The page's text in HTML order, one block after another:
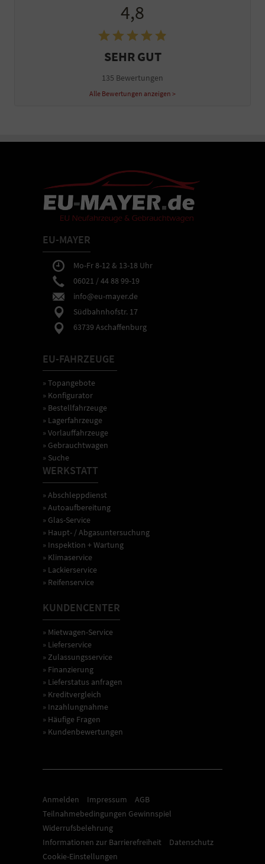
4,8
SEHR GUT
135 Bewertungen
Alle Bewertungen anzeigen >
EU-MAYER
Mo-Fr 8-12 & 13-18 Uhr
06021 / 44 88 99-19
info@eu-mayer.de
Südbahnhofstr. 17
63739 Aschaffenburg
EU-FAHRZEUGE
» Topangebote
» Konfigurator
» Bestellfahrzeuge
» Lagerfahrzeuge
» Vorlauffahrzeuge
» Gebrauchtwagen
» Suche
WERKSTATT
» Abschleppdienst
» Autoaufbereitung
» Glas-Service
» Haupt- / Abgasuntersuchung
» Inspektion + Wartung
» Klimaservice
» Lackierservice
» Reifenservice
KUNDENCENTER
» Mietwagen-Service
» Lieferservice
» Zulassungsservice
» Finanzierung
» Lieferstatus anfragen
» Kreditvergleich
» Inzahlungnahme
» Häufige Fragen
» Kundenbewertungen
Anmelden Impressum
AGB
Teilnahmebedingungen Gewinnspiel
Widerrufsbelehrung
Informationen zur Barrierefreiheit
Datenschutz
Cookie-Einstellungen